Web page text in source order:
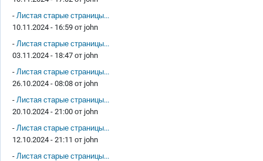
- Листая старые страницы...
10.11.2024 - 16:59 от john
- Листая старые страницы...
03.11.2024 - 18:47 от john
- Листая старые страницы...
26.10.2024 - 08:08 от john
- Листая старые страницы...
20.10.2024 - 21:00 от john
- Листая старые страницы...
12.10.2024 - 21:11 от john
- Листая старые страницы...